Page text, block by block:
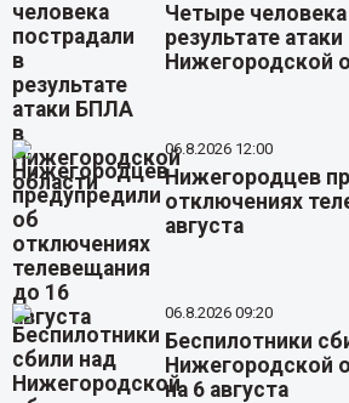
Четыре
результате
Нижегородской
06.8.2026 12:00
Нижегородцев
отключениях
августа
06.8.2026 09:20
Беспилотники
Нижегородской
на 6 августа